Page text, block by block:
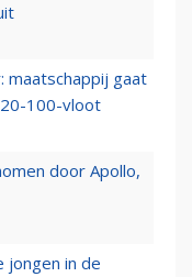
maatschappij gaat
100-vloot
door Apollo,
jongen in de